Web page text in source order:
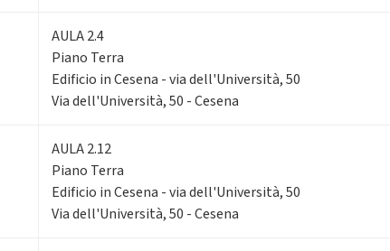
AULA 2.4
Piano Terra
Edificio in Cesena - via dell'Università, 50
Via dell'Università, 50 - Cesena
AULA 2.12
Piano Terra
Edificio in Cesena - via dell'Università, 50
Via dell'Università, 50 - Cesena